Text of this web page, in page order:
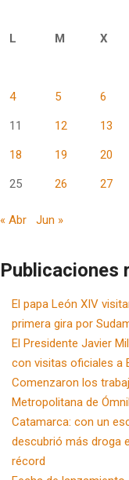
L
M X
4 5 6
11 12 13
18 19 20
25 26 27
« Abr Jun »
Publicaciones
El papa León XIV
primera gira por
El Presidente Javier
con visitas oficiales a
Comenzaron los
Metropolitana de
Catamarca: con un
descubrió más droga
récord